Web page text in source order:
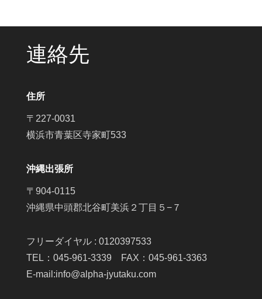
連絡先
住所
〒227-0031
横浜市青葉区寺家町533
沖縄出張所
〒904-0115
沖縄県中頭郡北谷町美浜２丁目５−７
フリーダイヤル : 0120397533
TEL：045-961-3339 FAX：045-961-3363
E-mail:info@alpha-jyutaku.com